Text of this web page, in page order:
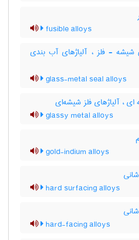
fusible alloys
شیشه - فلز ، آلیاژهای آب بندی
glass-metal seal alloys
ای ، آلیاژهای فلز شیشه‌ای
glassy metal alloys
gold-indium alloys
hard surfacing alloys
hard-facing alloys